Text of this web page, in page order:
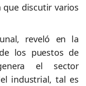
discutir varios
reveló en la
los puestos de
el sector
industrial, tal es